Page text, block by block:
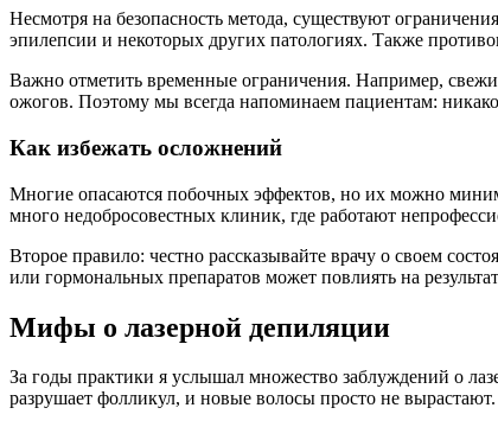
Несмотря на безопасность метода, существуют
эпилепсии и некоторых других патологиях. Также
Важно отметить временные ограничения. Например,
ожогов. Поэтому мы всегда напоминаем пациентам:
Как избежать осложнений
Многие опасаются побочных эффектов, но их можно
много недобросовестных клиник, где работают
Второе правило: честно рассказывайте врачу о своем
или гормональных препаратов может повлиять на
Мифы о лазерной депиляции
За годы практики я услышал множество заблуждений о
разрушает фолликул, и новые волосы просто не